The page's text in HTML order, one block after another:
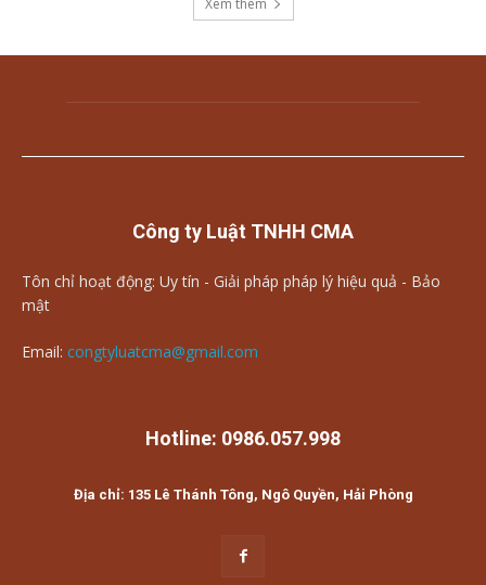
Xem thêm
Công ty Luật TNHH CMA
Tôn chỉ hoạt động: Uy tín - Giải pháp pháp lý hiệu quả - Bảo
mật
Email: congtyluatcma@gmail.com
Hotline: 0986.057.998
Địa chỉ: 135 Lê Thánh Tông, Ngô Quyền, Hải Phòng